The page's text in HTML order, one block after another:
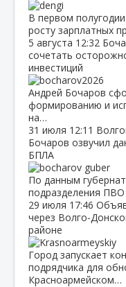
В первом
росту зарплатных
5 августа 12:32
сочетать
инвестиций
Андрей Бочаров
формированию и
на…
31 июля 12:11
Бочаров озвучил
БПЛА
По данным
подразделения
29 июля 17:46
через
районе
Город запускает
подрядчика для
Красноармейском…